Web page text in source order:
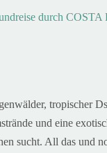
durch COSTA
tropischer
und eine
sucht. All das und